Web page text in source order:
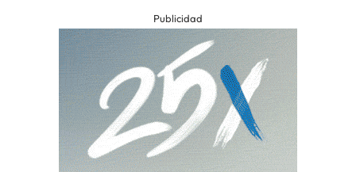
Publicidad